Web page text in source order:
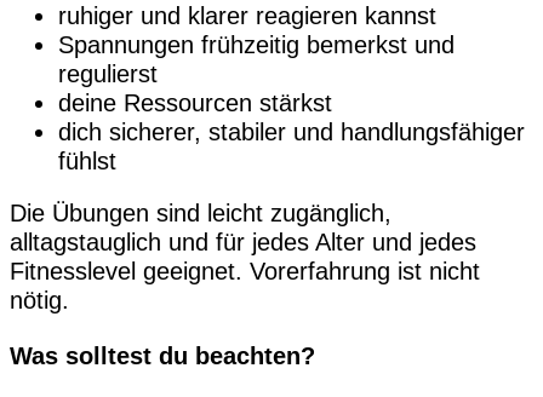
ruhiger und klarer reagieren kannst
Spannungen frühzeitig bemerkst und
regulierst
deine Ressourcen stärkst
dich sicherer, stabiler und handlungsfähiger
fühlst
Die Übungen sind leicht zugänglich,
alltagstauglich und für jedes Alter und jedes
Fitnesslevel geeignet. Vorerfahrung ist nicht
nötig.
Was solltest du beachten?